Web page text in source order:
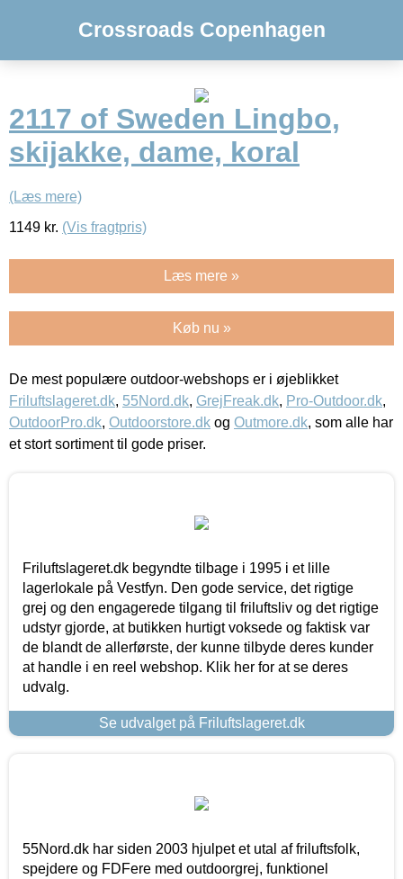
Crossroads Copenhagen
2117 of Sweden Lingbo,
skijakke, dame, koral
(Læs mere)
1149 kr. (Vis fragtpris)
Læs mere »
Køb nu »
De mest populære outdoor-webshops er i øjeblikket
Friluftslageret.dk, 55Nord.dk, GrejFreak.dk, Pro-Outdoor.dk,
OutdoorPro.dk, Outdoorstore.dk og Outmore.dk, som alle har
et stort sortiment til gode priser.
Friluftslageret.dk begyndte tilbage i 1995 i et lille
lagerlokale på Vestfyn. Den gode service, det rigtige
grej og den engagerede tilgang til friluftsliv og det rigtige
udstyr gjorde, at butikken hurtigt voksede og faktisk var
de blandt de allerførste, der kunne tilbyde deres kunder
at handle i en reel webshop. Klik her for at se deres
udvalg.
Se udvalget på Friluftslageret.dk
55Nord.dk har siden 2003 hjulpet et utal af friluftsfolk,
spejdere og FDFere med outdoorgrej, funktionel